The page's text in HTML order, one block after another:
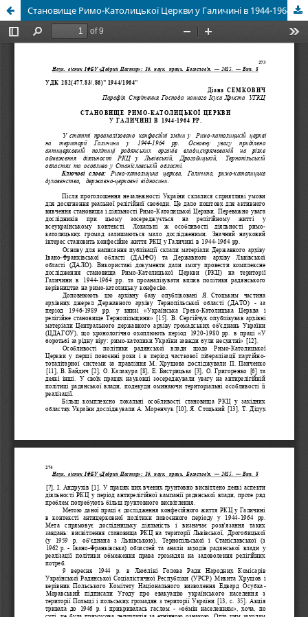
Становище Римо-Католицької Церкви у Галичині в 1944-1964 рр.